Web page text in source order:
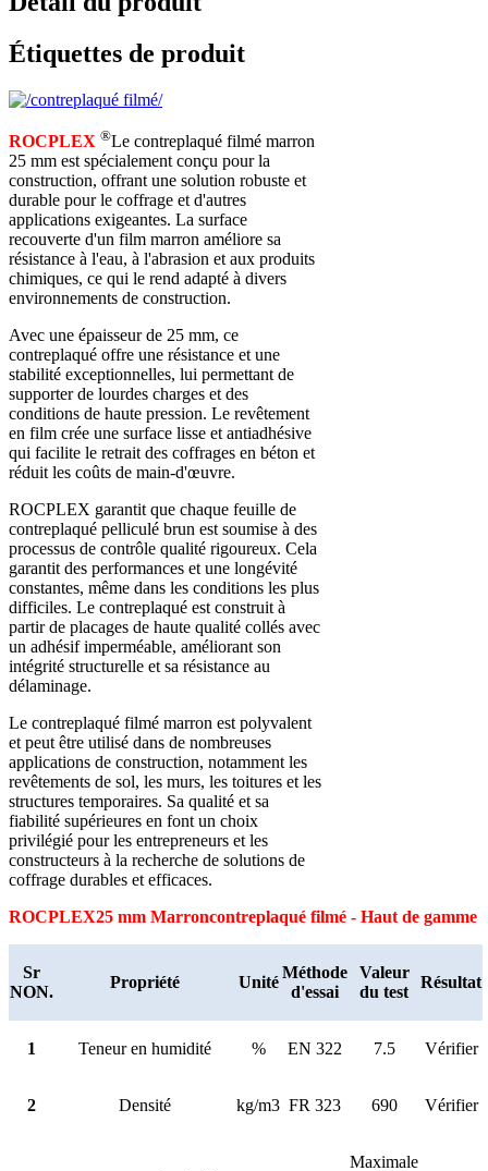
Étiquettes de produit
ROCPLEX ®Le contreplaqué filmé marron
25 mm est spécialement conçu pour la
construction, offrant une solution robuste et
durable pour le coffrage et d'autres
applications exigeantes. La surface
recouverte d'un film marron améliore sa
résistance à l'eau, à l'abrasion et aux produits
chimiques, ce qui le rend adapté à divers
environnements de construction.
Avec une épaisseur de 25 mm, ce
contreplaqué offre une résistance et une
stabilité exceptionnelles, lui permettant de
supporter de lourdes charges et des
conditions de haute pression. Le revêtement
en film crée une surface lisse et antiadhésive
qui facilite le retrait des coffrages en béton et
réduit les coûts de main-d'œuvre.
ROCPLEX garantit que chaque feuille de
contreplaqué pelliculé brun est soumise à des
processus de contrôle qualité rigoureux. Cela
garantit des performances et une longévité
constantes, même dans les conditions les plus
difficiles. Le contreplaqué est construit à
partir de placages de haute qualité collés avec
un adhésif imperméable, améliorant son
intégrité structurelle et sa résistance au
délaminage.
Le contreplaqué filmé marron est polyvalent
et peut être utilisé dans de nombreuses
applications de construction, notamment les
revêtements de sol, les murs, les toitures et les
structures temporaires. Sa qualité et sa
fiabilité supérieures en font un choix
privilégié pour les entrepreneurs et les
constructeurs à la recherche de solutions de
coffrage durables et efficaces.
ROCPLEX25 mm Marroncontreplaqué filmé - Haut de gamme
Sr
NON.
Propriété Unité
Méthode
d'essai
Valeur
du test
Résultat
1 Teneur en humidité % EN 322 7.5 Vérifier
2 Densité kg/m3 FR 323 690 Vérifier
Maximale